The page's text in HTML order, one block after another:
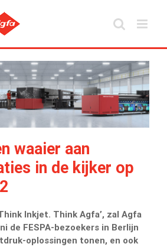
waaier aan
in de kijker op
Inkjet. Think Agfa’, zal Agfa
de FESPA-bezoekers in Berlijn
oplossingen tonen, en ook